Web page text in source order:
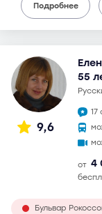
Подробнее
9,6
55
17
от 4
Бульвар